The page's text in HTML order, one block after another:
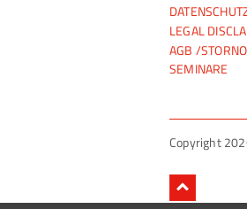
NAVIGATION
LEGAL
AGB /
SEMINARE
Copyright